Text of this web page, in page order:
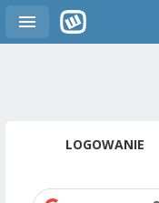
LOGOWANIE